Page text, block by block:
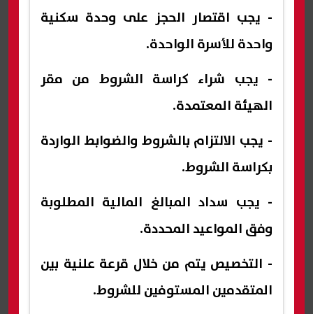
- يجب اقتصار الحجز على وحدة سكنية
واحدة للأسرة الواحدة.
- يجب شراء كراسة الشروط من مقر
الهيئة المعتمدة.
- يجب الالتزام بالشروط والضوابط الواردة
بكراسة الشروط.
- يجب سداد المبالغ المالية المطلوبة
وفق المواعيد المحددة.
- التخصيص يتم من خلال قرعة علنية بين
المتقدمين المستوفين للشروط.